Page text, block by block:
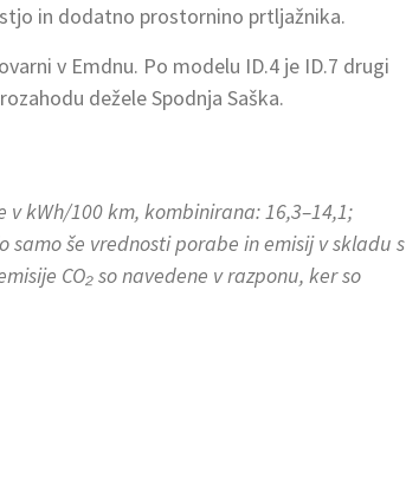
in dodatno prostornino prtljažnika.
v Emdnu. Po modelu ID.4 je ID.7 drugi
dežele Spodnja Saška.
v kWh/100 km, kombi­nirana: 16,3–14,1;
samo še vrednosti porabe in emisij v skladu s
CO₂ so navedene v razponu, ker so